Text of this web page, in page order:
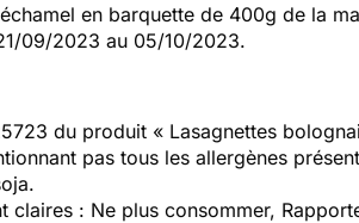
en barquette de 400g de la
09/2023 au 05/10/2023.
du produit « Lasagnettes
pas tous les allergènes
: Ne plus consommer,